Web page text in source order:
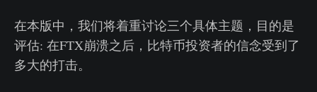
在本版中，我们将着重讨论三个具体主题，目的是
评估: 在FTX崩溃之后，比特币投资者的信念受到了
多大的打击。